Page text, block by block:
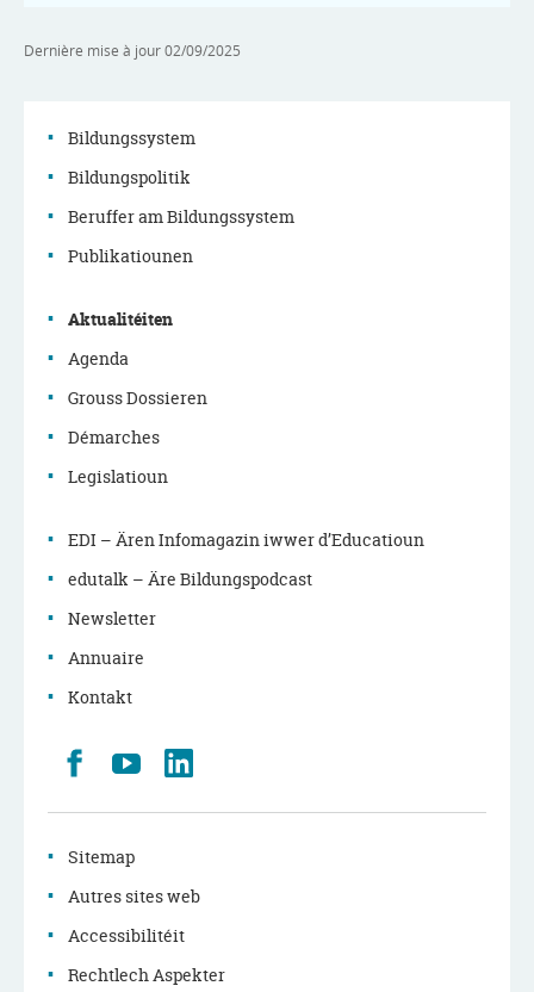
Dernière mise à jour02/09/2025
Menu
de
navigation
principale
Bildungssystem
Bildungspolitik
Beruffer am Bildungssystem
Publikatiounen
Aktualitéiten
Agenda
Grouss Dossieren
Démarches
Legislatioun
EDI – Ären Infomagazin iwwer d’Educatioun
edutalk – Äre Bildungspodcast
Newsletter
Annuaire
Kontakt
Retrouvez
nous
Youtube
Sitemap
Autres sites web
Accessibilitéit
Rechtlech Aspekter